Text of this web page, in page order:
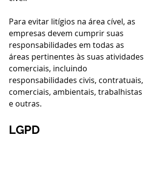
Para evitar litígios na área cível, as
empresas devem cumprir suas
responsabilidades em todas as
áreas pertinentes às suas atividades
comerciais, incluindo
responsabilidades civis, contratuais,
comerciais, ambientais, trabalhistas
e outras.
LGPD